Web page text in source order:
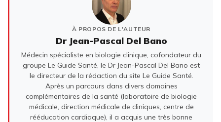
À PROPOS DE L'AUTEUR
Dr Jean-Pascal Del Bano
Médecin spécialiste en biologie clinique, cofondateur du
groupe Le Guide Santé, le Dr Jean-Pascal Del Bano est
le directeur de la rédaction du site Le Guide Santé.
Après un parcours dans divers domaines
complémentaires de la santé (laboratoire de biologie
médicale, direction médicale de cliniques, centre de
rééducation cardiaque), il a acquis une très bonne